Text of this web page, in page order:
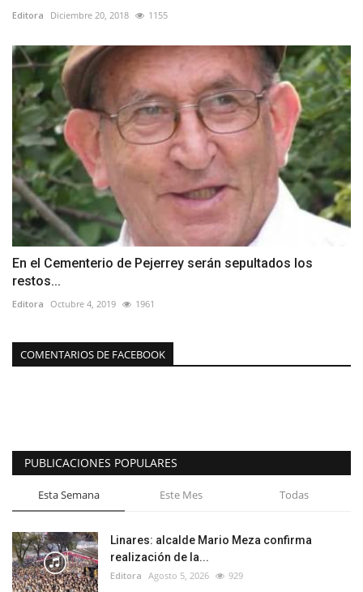
Editora Diciembre 20, 2018 1155
En el Cementerio de Pejerrey serán sepultados los
restos...
Editora Octubre 4, 2019 1961
COMENTARIOS DE FACEBOOK
PUBLICACIONES POPULARES
Esta Semana Este Mes Todas
Linares: alcalde Mario Meza confirma
realización de la...
Editora Agosto 5, 2026 929